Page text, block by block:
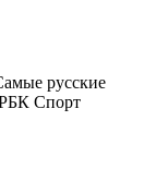
русские
Спорт